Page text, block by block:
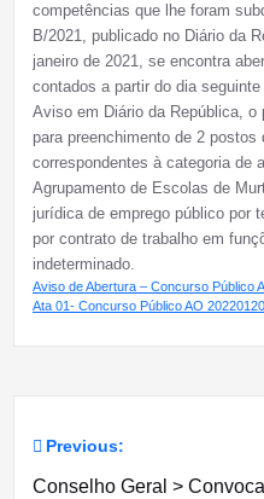
competências que lhe foram
B/2021, publicado no Diário da
janeiro de 2021, se encontra
contados a partir do dia
Aviso em Diário da República,
para preenchimento de 2
correspondentes à categoria de
Agrupamento de Escolas de
jurídica de emprego público por
por contrato de trabalho em
indeterminado.
Aviso de Abertura – Concurso Público
Ata 01- Concurso Público AO 20220120
Navegação
Previous:
Conselho Geral >